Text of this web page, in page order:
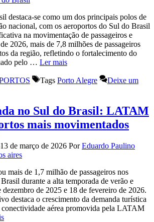
destaca-se como um dos principais polos de
nacional, com os aeroportos do Sul do Brasil
na movimentação de passageiros e
2026, mais de 7,8 milhões de passageiros
da região, refletindo o fortalecimento do
pelo … Ler mais
Tags Porto Alegre
Deixe um
no Sul do Brasil: LATAM
mais movimentados
13 de março de 2026 PorEduardo Paulino
mais de 1,7 milhão de passageiros nos
durante a alta temporada de verão e
dezembro de 2025 e 18 de fevereiro de 2026.
destaca o crescimento da demanda turística
aérea promovida pela LATAM